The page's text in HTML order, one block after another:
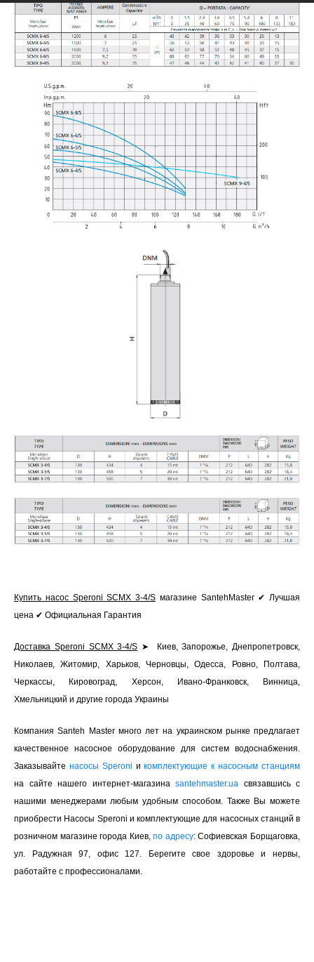
Купить насос Speroni SCMX 3-4/S магазине SantehMaster ✔ Лучшая
цена ✔ Официальная Гарантия
Доставка Speroni SCMX 3-4/S ➤ Киев, Запорожье, Днепропетровск,
Николаев, Житомир, Харьков, Черновцы, Одесса, Ровно, Полтава,
Черкассы, Кировоград, Херсон, Ивано-Франковск, Винница,
Хмельницкий и другие города Украины
Компания Santeh Master много лет на украинском рынке предлагает
качественное насосное оборудование для систем водоснабжения.
Заказывайте насосы Speroni икомплектующие к насосным станциям
на сайте нашего интернет-магазина santehmaster.ua связавшись с
нашими менеджерами любым удобным способом. Также Вы можете
приобрести Насосы Speroni и комплектующие для насосных станций в
розничном магазине города Киев,по адресу: Софиевская Борщаговка,
ул. Радужная 97, офис 127. Берегите свое здоровье и нервы,
работайте с профессионалами.